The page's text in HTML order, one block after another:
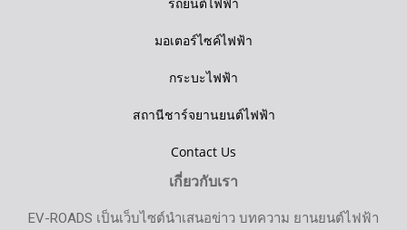
มอเตอร์ไซค์ไฟฟ้า
กระบะไฟฟ้า
สถานีชาร์จยานยนต์ไฟฟ้า
Contact Us
เกี่ยวกับเรา
EV-ROADS เป็นเว็บไซต์นำเสนอข่าว บทความ ยานยนต์ไฟฟ้า